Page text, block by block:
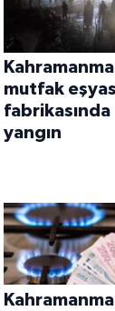
mutfak
fabrikasında
yangın